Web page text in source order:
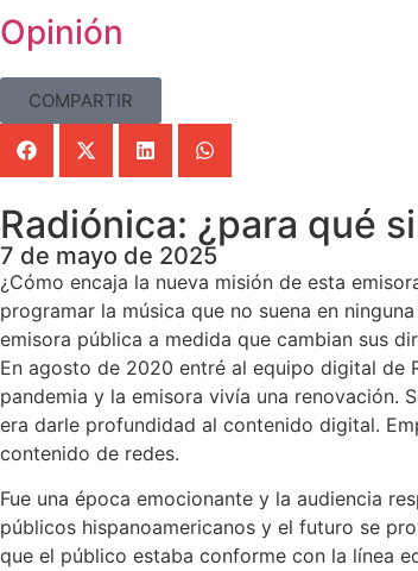
Opinión
COMPARTIR
Radiónica: ¿para qué
7 de mayo de 2025
¿Cómo encaja la nueva misión de esta
programar la música que no suena en
emisora pública a medida que cambian sus
En agosto de 2020 entré al equipo digital de
pandemia y la emisora vivía una renovación.
era darle profundidad al contenido digital.
contenido de redes.
Fue una época emocionante y la audiencia
públicos hispanoamericanos y el futuro se
que el público estaba conforme con la línea